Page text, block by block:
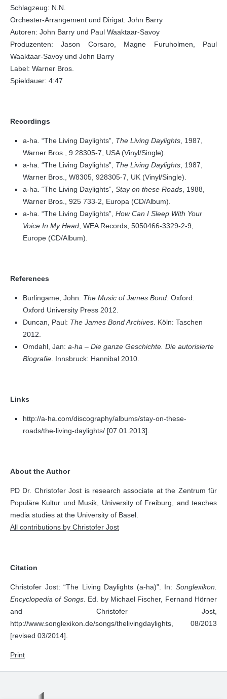
Schlagzeug: N.N.
Orchester-Arrangement und Dirigat: John Barry
Autoren: John Barry und Paul Waaktaar-Savoy
Produzenten: Jason Corsaro, Magne Furuholmen, Paul
Waaktaar-Savoy und John Barry
Label: Warner Bros.
Spieldauer: 4:47
Recordings
a-ha. “The Living Daylights”, The Living Daylights , 1987,
Warner Bros., 9 28305-7, USA (Vinyl/Single).
a-ha. “The Living Daylights”, The Living Daylights , 1987,
Warner Bros., W8305, 928305-7, UK (Vinyl/Single).
a-ha. “The Living Daylights”, Stay on these Roads , 1988,
Warner Bros., 925 733-2, Europa (CD/Album).
a-ha. “The Living Daylights”, How Can I Sleep With Your
Voice In My Head , WEA Records, 5050466-3329-2-9,
Europe (CD/Album).
References
Burlingame, John: The Music of James Bond . Oxford:
Oxford University Press 2012.
Duncan, Paul: The James Bond Archives . Köln: Taschen
2012.
Omdahl, Jan: a-ha – Die ganze Geschichte. Die autorisierte
Biografie . Innsbruck: Hannibal 2010.
Links
http://a-ha.com/discography/albums/stay-on-these-
roads/the-living-daylights/ [07.01.2013].
About the Author
PD Dr. Christofer Jost is research associate at the Zentrum für
Populäre Kultur und Musik, University of Freiburg, and teaches
media studies at the University of Basel.
All contributions by Christofer Jost
Citation
Christofer Jost: “The Living Daylights (a-ha)”. In: Songlexikon.
Encyclopedia of Songs. Ed. by Michael Fischer, Fernand Hörner
and Christofer Jost,
http://www.songlexikon.de/songs/thelivingdaylights, 08/2013
[revised 03/2014].
Print